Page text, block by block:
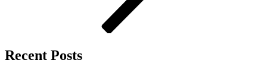
Recent Posts